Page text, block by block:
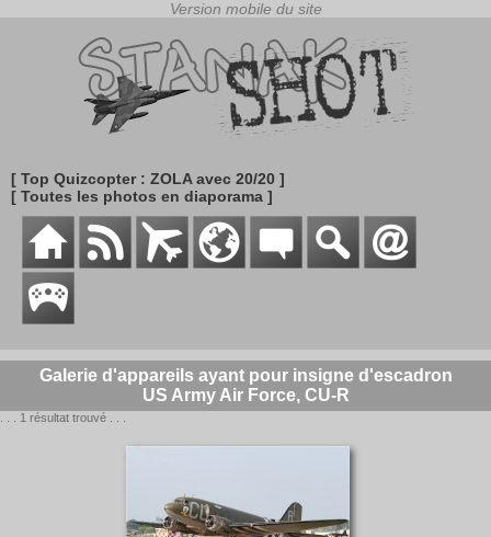
[ Top Quizcopter : ZOLA avec 20/20 ]
[ Toutes les photos en diaporama ]
Galerie d'appareils ayant pour insigne d'escadron
US Army Air Force, CU-R
. . . 1 résultat trouvé . . .